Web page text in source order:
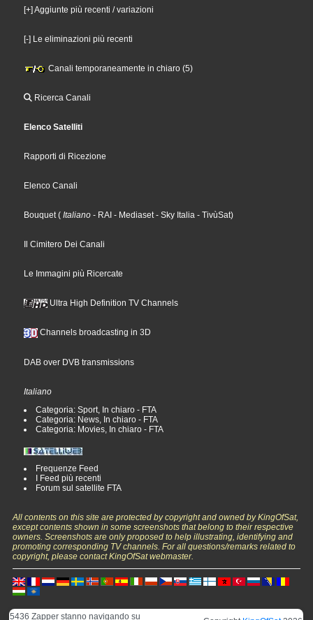
[+] Aggiunte più recenti / variazioni
[-] Le eliminazioni più recenti
Canali temporaneamente in chiaro (5)
Ricerca Canali
Elenco Satelliti
Rapporti di Ricezione
Elenco Canali
Bouquet( Italiano - RAI - Mediaset- Sky Italia - TivùSat)
Il Cimitero Dei Canali
Le Immagini più Ricercate
Ultra High Definition TV Channels
Channels broadcasting in 3D
DAB over DVB transmissions
Italiano
Categoria: Sport, In chiaro - FTA
Categoria: News, In chiaro - FTA
Categoria: Movies, In chiaro - FTA
Frequenze Feed
I Feed più recenti
Forum sul satellite FTA
All contents on this site are protected by copyright and owned by KingOfSat,
except contents shown in some screenshots that belong to their respective
owners. Screenshots are only proposed to help illustrating, identifying and
promoting corresponding TV channels. For all questions/remarks related to
copyright, please contact KingOfSat webmaster.
5436 Zapper stanno navigando su